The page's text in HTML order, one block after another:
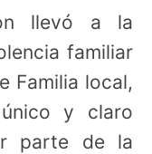
llevó a la
familiar
Familia local,
y claro
parte de la